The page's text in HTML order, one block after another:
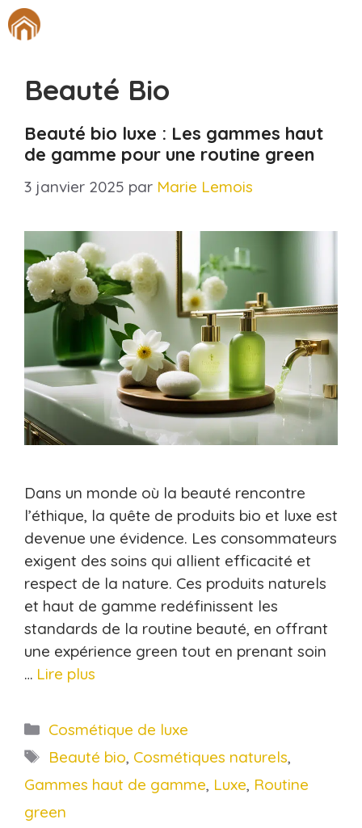
Aller
au
Beauté Bio
Beauté bio luxe : Les gammes haut
de gamme pour une routine green
3 janvier 2025 par Marie Lemois
Dans un monde où la beauté rencontre
l’éthique, la quête de produits bio et luxe est
devenue une évidence. Les consommateurs
exigent des soins qui allient efficacité et
respect de la nature. Ces produits naturels
et haut de gamme redéfinissent les
standards de la routine beauté, en offrant
une expérience green tout en prenant soin
… Lire plus
Catégories
Cosmétique de luxe
Étiquettes
Beauté bio, Cosmétiques naturels,
Gammes haut de gamme, Luxe, Routine
green